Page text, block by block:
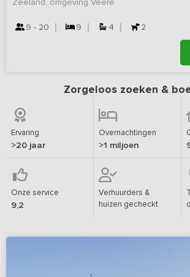
Zeeland, omgeving Veere
9 - 20 9 4 2
Zorgeloos zoeken &
Ervaring
>20 jaar
Overnachtingen
>1 miljoen
Onze service
9,2
Verhuurders &
huizen gecheckt